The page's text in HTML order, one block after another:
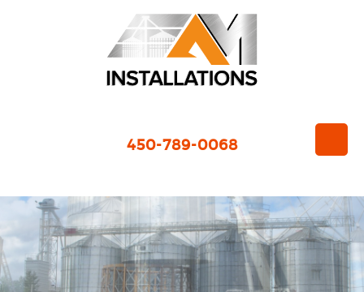
450-789-0068